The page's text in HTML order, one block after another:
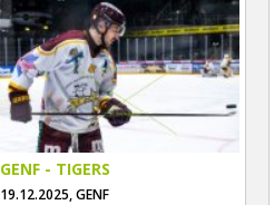
GENF - TIGERS
19.12.2025, GENF